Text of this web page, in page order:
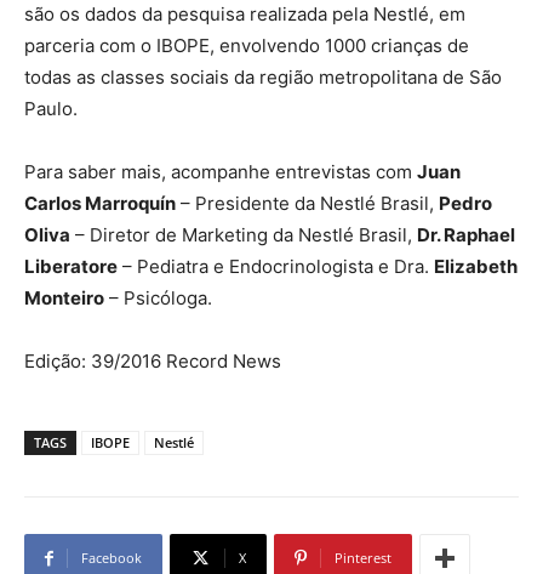
são os dados da pesquisa realizada pela Nestlé, em
parceria com o IBOPE, envolvendo 1000 crianças de
todas as classes sociais da região metropolitana de São
Paulo.
Para saber mais, acompanhe entrevistas com Juan
Carlos Marroquín – Presidente da Nestlé Brasil, Pedro
Oliva – Diretor de Marketing da Nestlé Brasil, Dr. Raphael
Liberatore – Pediatra e Endocrinologista e Dra. Elizabeth
Monteiro – Psicóloga.
Edição: 39/2016 Record News
TAGS IBOPE Nestlé
Facebook X Pinterest